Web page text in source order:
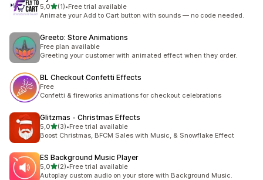
5,05 yıldız üzerinden
(1)
toplam 1 değerlendirme
•Free trial available
Animate your Add to Cart button with sounds — no code needed.
Greeto: Store Animations
Free plan available
Greeting your customer with animated effect when they order.
BL Checkout Confetti Effects
Free
Confetti & fireworks animations for checkout celebrations
Glitzmas ‑ Christmas Effects
5,05 yıldız üzerinden
(3)
toplam 3 değerlendirme
•Free trial available
Boost Christmas, BFCM Sales with Music, & Snowflake Effect
ES Background Music Player
5,05 yıldız üzerinden
(2)
toplam 2 değerlendirme
•Free trial available
Autoplay custom audio on your store with Background Music.